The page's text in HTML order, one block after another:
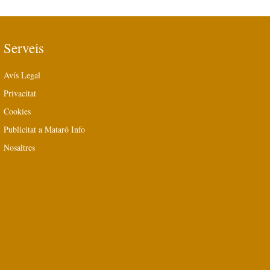
Serveis
Avís Legal
Privacitat
Cookies
Publicitat a Mataró Info
Nosaltres